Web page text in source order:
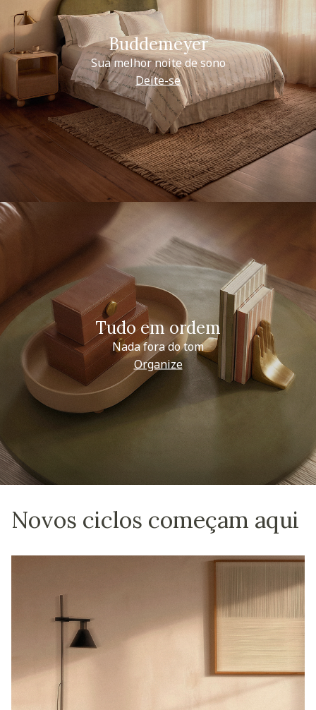
Buddemeyer
Sua melhor noite de sono
Deite-se
Tudo em ordem
Nada fora do tom
Organize
Novos ciclos começam aqui